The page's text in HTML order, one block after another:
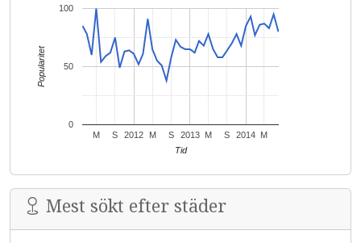
2012 2013 2014
M S M S M S M
0
50
100
Tid
Popularitet
Mest sökt efter städer